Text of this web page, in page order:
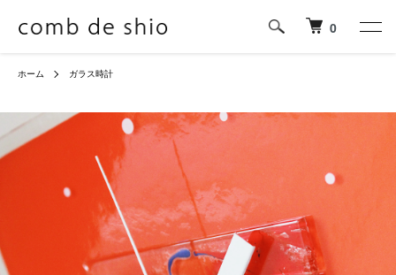
0
ホーム ガラス時計